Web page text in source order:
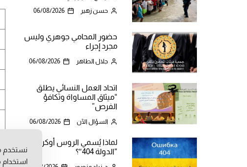
حسن زهير 06/08/2026
حضور المحامي جوهري وليس
مجرد إجراء
جلال الطاهر 06/08/2026
اتحاد العمل النسائي يطلق
“ميثاق المساواة وتكافؤ
الفرص”
السؤال الآن 06/08/2026
لماذا يُسمي الروس أوكرانيا
“الدولة 404″؟
نستخدم